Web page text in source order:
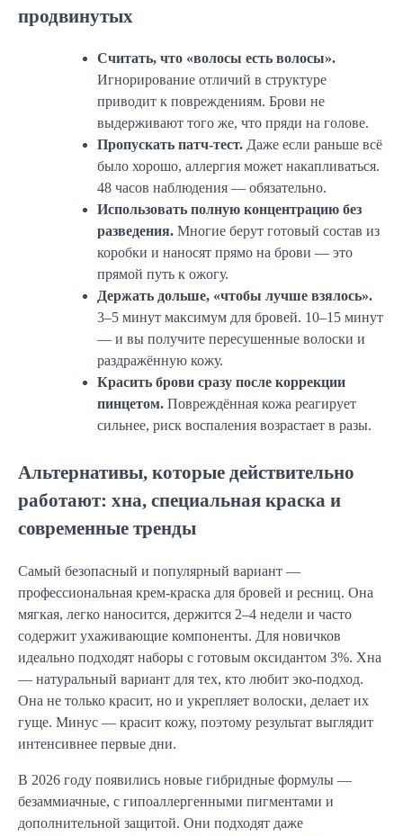
продвинутых
Считать, что «волосы есть волосы».
Игнорирование отличий в структуре
приводит к повреждениям. Брови не
выдерживают того же, что пряди на голове.
Пропускать патч-тест. Даже если раньше всё
было хорошо, аллергия может накапливаться.
48 часов наблюдения — обязательно.
Использовать полную концентрацию без
разведения. Многие берут готовый состав из
коробки и наносят прямо на брови — это
прямой путь к ожогу.
Держать дольше, «чтобы лучше взялось».
3–5 минут максимум для бровей. 10–15 минут
— и вы получите пересушенные волоски и
раздражённую кожу.
Красить брови сразу после коррекции
пинцетом. Повреждённая кожа реагирует
сильнее, риск воспаления возрастает в разы.
Альтернативы, которые действительно
работают: хна, специальная краска и
современные тренды
Самый безопасный и популярный вариант —
профессиональная крем-краска для бровей и ресниц. Она
мягкая, легко наносится, держится 2–4 недели и часто
содержит ухаживающие компоненты. Для новичков
идеально подходят наборы с готовым оксидантом 3%. Хна
— натуральный вариант для тех, кто любит эко-подход.
Она не только красит, но и укрепляет волоски, делает их
гуще. Минус — красит кожу, поэтому результат выглядит
интенсивнее первые дни.
В 2026 году появились новые гибридные формулы —
безаммиачные, с гипоаллергенными пигментами и
дополнительной защитой. Они подходят даже